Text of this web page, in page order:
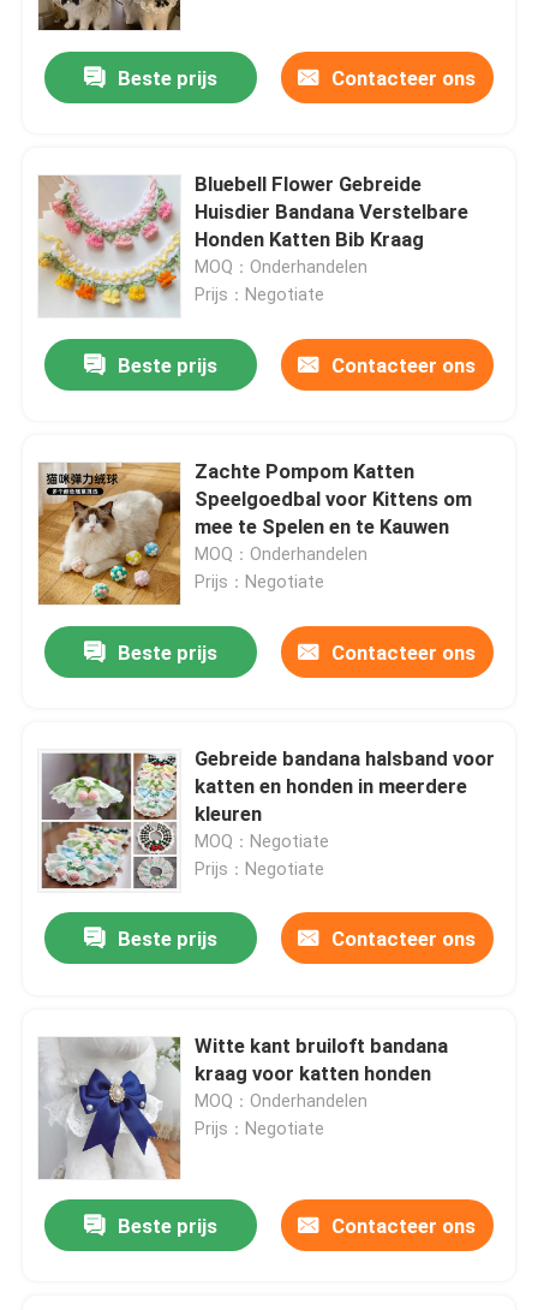
Beste prijs Contacteer ons
Bluebell Flower Gebreide
Huisdier Bandana Verstelbare
Honden Katten Bib Kraag
MOQ：Onderhandelen
Prijs：Negotiate
Beste prijs Contacteer ons
Zachte Pompom Katten
Speelgoedbal voor Kittens om
mee te Spelen en te Kauwen
MOQ：Onderhandelen
Prijs：Negotiate
Beste prijs Contacteer ons
Gebreide bandana halsband voor
katten en honden in meerdere
kleuren
MOQ：Negotiate
Prijs：Negotiate
Beste prijs Contacteer ons
Witte kant bruiloft bandana
kraag voor katten honden
MOQ：Onderhandelen
Prijs：Negotiate
Beste prijs Contacteer ons